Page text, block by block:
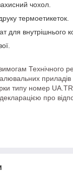
чохол.
термоетикеток.
для внутрішнього
Технічного
типу номер
про